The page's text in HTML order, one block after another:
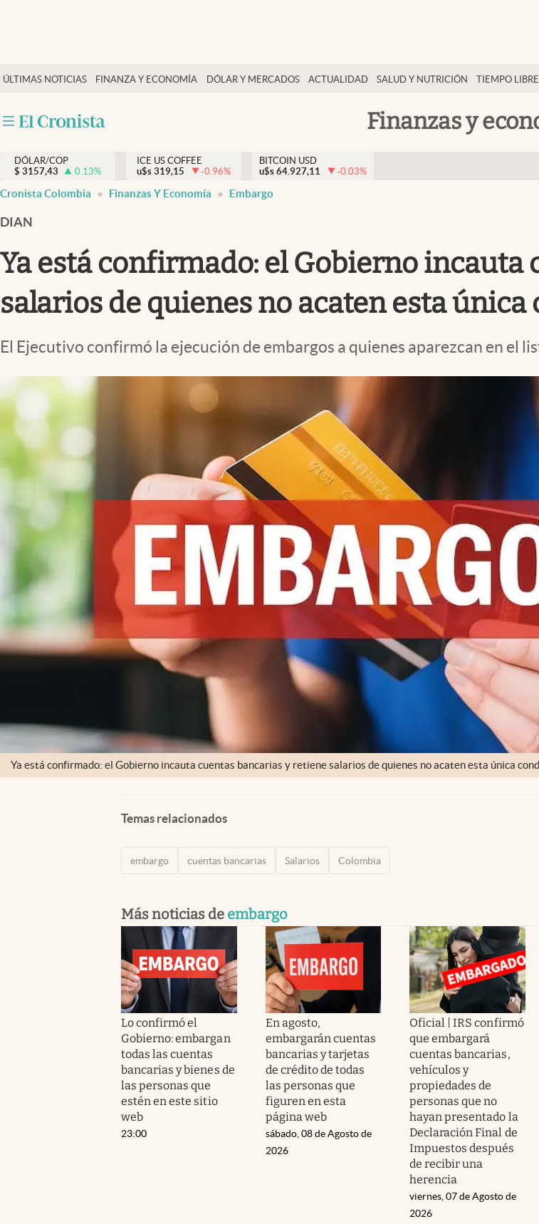
ÚLTIMAS NOTICIAS FINANZA Y ECONOMÍA DÓLAR Y MERCADOS ACTUALIDAD SALUD Y NUTRICIÓN TIEMPO LIBRE
Finanzas y
Salud y nutrición
Tiempo libre
Dólar y mercados
Curiosidades
DÓLAR/COP
$ 3157,43 0.13%
ICE US COFFEE
u$s 319,15 -0.96%
BITCOIN USD
u$s 64.927,11 -0.03%
Cronista Colombia Finanzas Y Economía Embargo
DIAN
Ya está confirmado: el Gobierno incauta
salarios de quienes no acaten esta
El Ejecutivo confirmó la ejecución de embargos a quienes aparezcan en el
Ya está confirmado: el Gobierno incauta cuentas bancarias y retiene salarios de quienes no acaten esta única
Temas relacionados
embargo cuentas bancarias Salarios Colombia
Más noticias de embargo
Lo confirmó el
Gobierno: embargan
todas las cuentas
bancarias y bienes de
las personas que
estén en este sitio
web
23:00
En agosto,
embargarán cuentas
bancarias y tarjetas
de crédito de todas
las personas que
figuren en esta
página web
sábado, 08 de Agosto de
2026
Oficial | IRS confirmó
que embargará
cuentas bancarias,
vehículos y
propiedades de
personas que no
hayan presentado la
Declaración Final de
Impuestos después
de recibir una
herencia
viernes, 07 de Agosto de
2026